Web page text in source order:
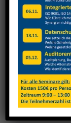
View
Larger
Image
TBT 2025 –